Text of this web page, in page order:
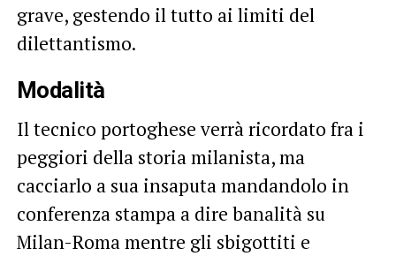
grave, gestendo il tutto ai limiti del
dilettantismo.
Modalità
Il tecnico portoghese verrà ricordato fra i
peggiori della storia milanista, ma
cacciarlo a sua insaputa mandandolo in
conferenza stampa a dire banalità su
Milan-Roma mentre gli sbigottiti e